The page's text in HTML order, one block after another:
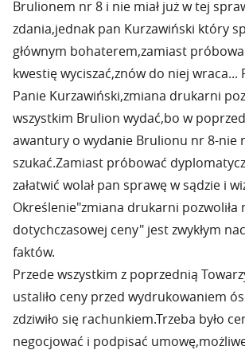
Brulionem nr 8 i nie miał już w tej
zdania,jednak pan Kurzawiński który
głównym bohaterem,zamiast
kwestię wyciszać,znów do niej wraca...
Panie Kurzawiński,zmiana drukarni
wszystkim Brulion wydać,bo w
awantury o wydanie Brulionu nr 8-nie
szukać.Zamiast próbować
załatwić wolał pan sprawę w sądzie i
Określenie"zmiana drukarni pozwoliła
dotychczasowej ceny" jest zwykłym
faktów.
Przede wszystkim z poprzednią
ustaliło ceny przed wydrukowaniem
zdziwiło się rachunkiem.Trzeba było
negocjować i podpisać